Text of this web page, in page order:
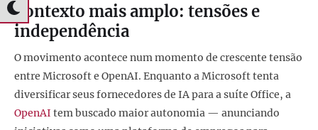
Contexto mais amplo: tensões e
independência
O movimento acontece num momento de crescente tensão
entre Microsoft e OpenAI. Enquanto a Microsoft tenta
diversificar seus fornecedores de IA para a suíte Office, a
OpenAI tem buscado maior autonomia — anunciando